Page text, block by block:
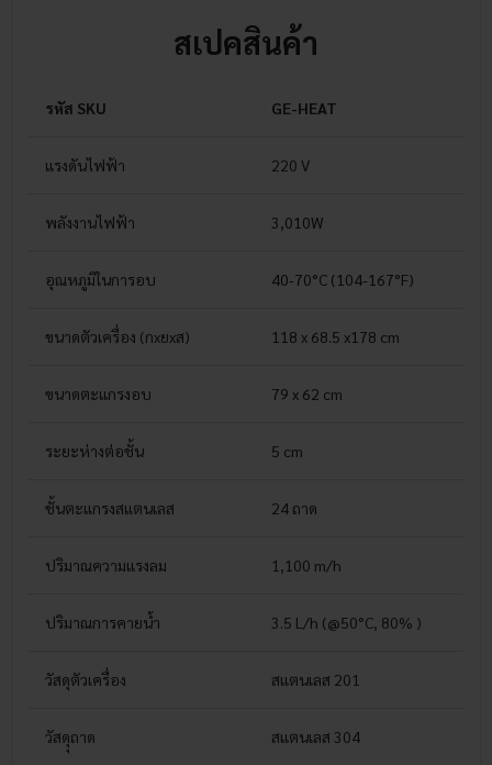
สเปคสินค้า
รหัส SKU GE-HEAT
แรงดันไฟฟ้า 220 V
พลังงานไฟฟ้า 3,010W
อุณหภูมิในการอบ 40-70°C (104-167°F)
ขนาดตัวเครื่อง (กxยxส) 118 x 68.5 x178 cm
ขนาดตะแกรงอบ 79 x 62 cm
ระยะห่างต่อชั้น 5 cm
ชั้นตะแกรงสแตนเลส 24 ถาด
ปริมาณความแรงลม 1,100 m/h
ปริมาณการคายน้ำ 3.5 L/h (@50°C, 80% )
วัสดุตัวเครื่อง สแตนเลส 201
วัสดุุถาด สแตนเลส 304